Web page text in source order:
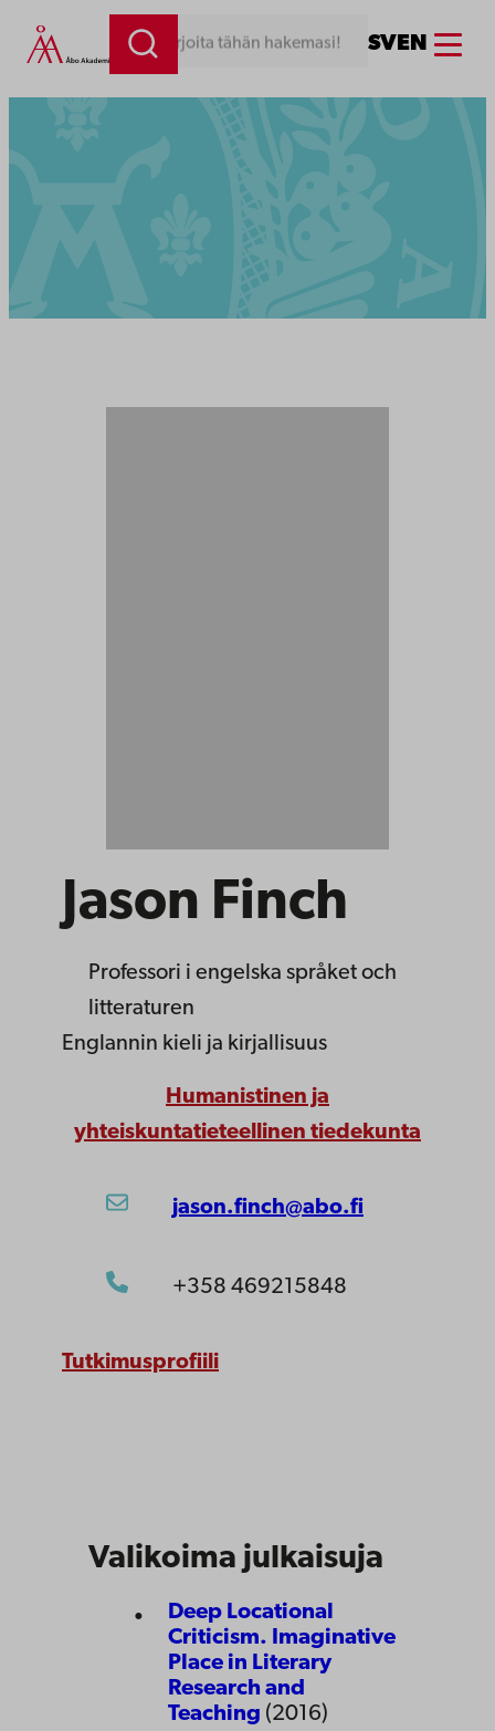
Kirjoita tähän hakemasi! SVEN Menu
Jason Finch
Professori i engelska språket och
litteraturen
Englannin kieli ja kirjallisuus
Humanistinen ja
yhteiskuntatieteellinen tiedekunta
jason.finch@abo.fi
+358 469215848
Tutkimusprofiili
Valikoima julkaisuja
Deep Locational
Criticism. Imaginative
Place in Literary
Research and
Teaching (2016)